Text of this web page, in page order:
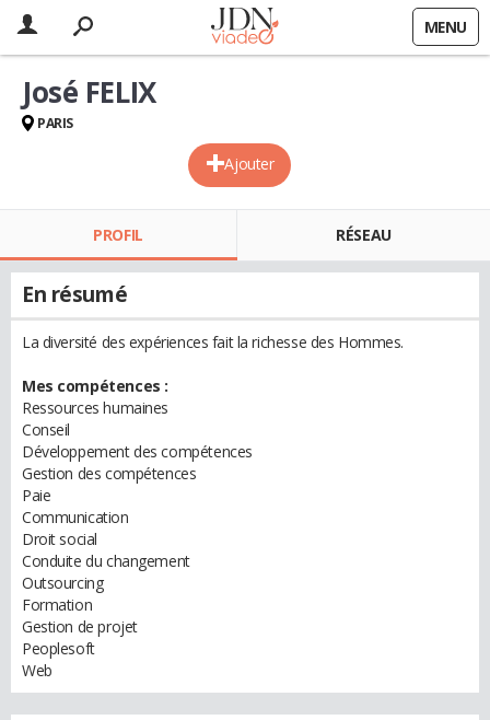
MENU
Ajouter
José FELIX
PARIS
PROFIL RÉSEAU
En résumé
La diversité des expériences fait la richesse des Hommes.
Mes compétences :
Ressources humaines
Conseil
Développement des compétences
Gestion des compétences
Paie
Communication
Droit social
Conduite du changement
Outsourcing
Formation
Gestion de projet
Peoplesoft
Web